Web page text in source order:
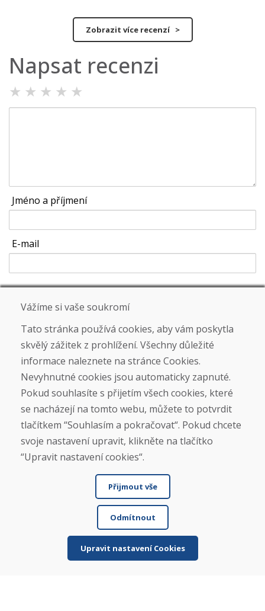
Zobrazit více recenzí >
Napsat recenzi
★ ★ ★ ★ ★
Jméno a příjmení
E-mail
Odeslat
Infolinka
info@domivosport.cz
O nás
Blog
O nás
Prodejna
Nákup
Jak posíláme elektrokola
Obchodní podmínky
Doprava
Platba
Vážíme si vaše soukromí
Tato stránka používá cookies, aby vám poskytla
skvělý zážitek z prohlížení. Všechny důležité
informace naleznete na stránce Cookies.
Nevyhnutné cookies jsou automaticky zapnuté.
Pokud souhlasíte s přijetím všech cookies, které
se nacházejí na tomto webu, můžete to potvrdit
tlačítkem “Souhlasím a pokračovat“. Pokud chcete
svoje nastavení upravit, klikněte na tlačítko
“Upravit nastavení cookies“.
Přijmout vše
Odmítnout
Upravit nastavení Cookies